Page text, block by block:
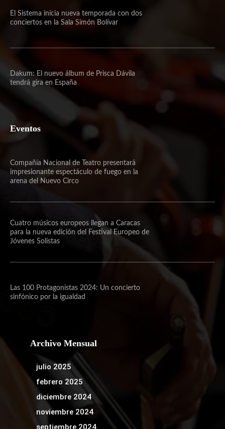
El Sistema inicia nueva temporada con dos
conciertos en la Sala Simón Bolívar
Dakum: El nuevo álbum de Prisca Dávila
tendrá gira en España
Eventos
Compañía Nacional de Teatro presentará
impresionante espectáculo de fuego en la
arena del Nuevo Circo
Cuatro músicos europeos llegan a Caracas
para la nueva edición del Festival Europeo de
Jóvenes Solistas
Las 100 Protagonistas 2024: Un concierto
sinfónico por la igualdad
Archivo Mensual
julio 2025
febrero 2025
diciembre 2024
noviembre 2024
septiembre 2024